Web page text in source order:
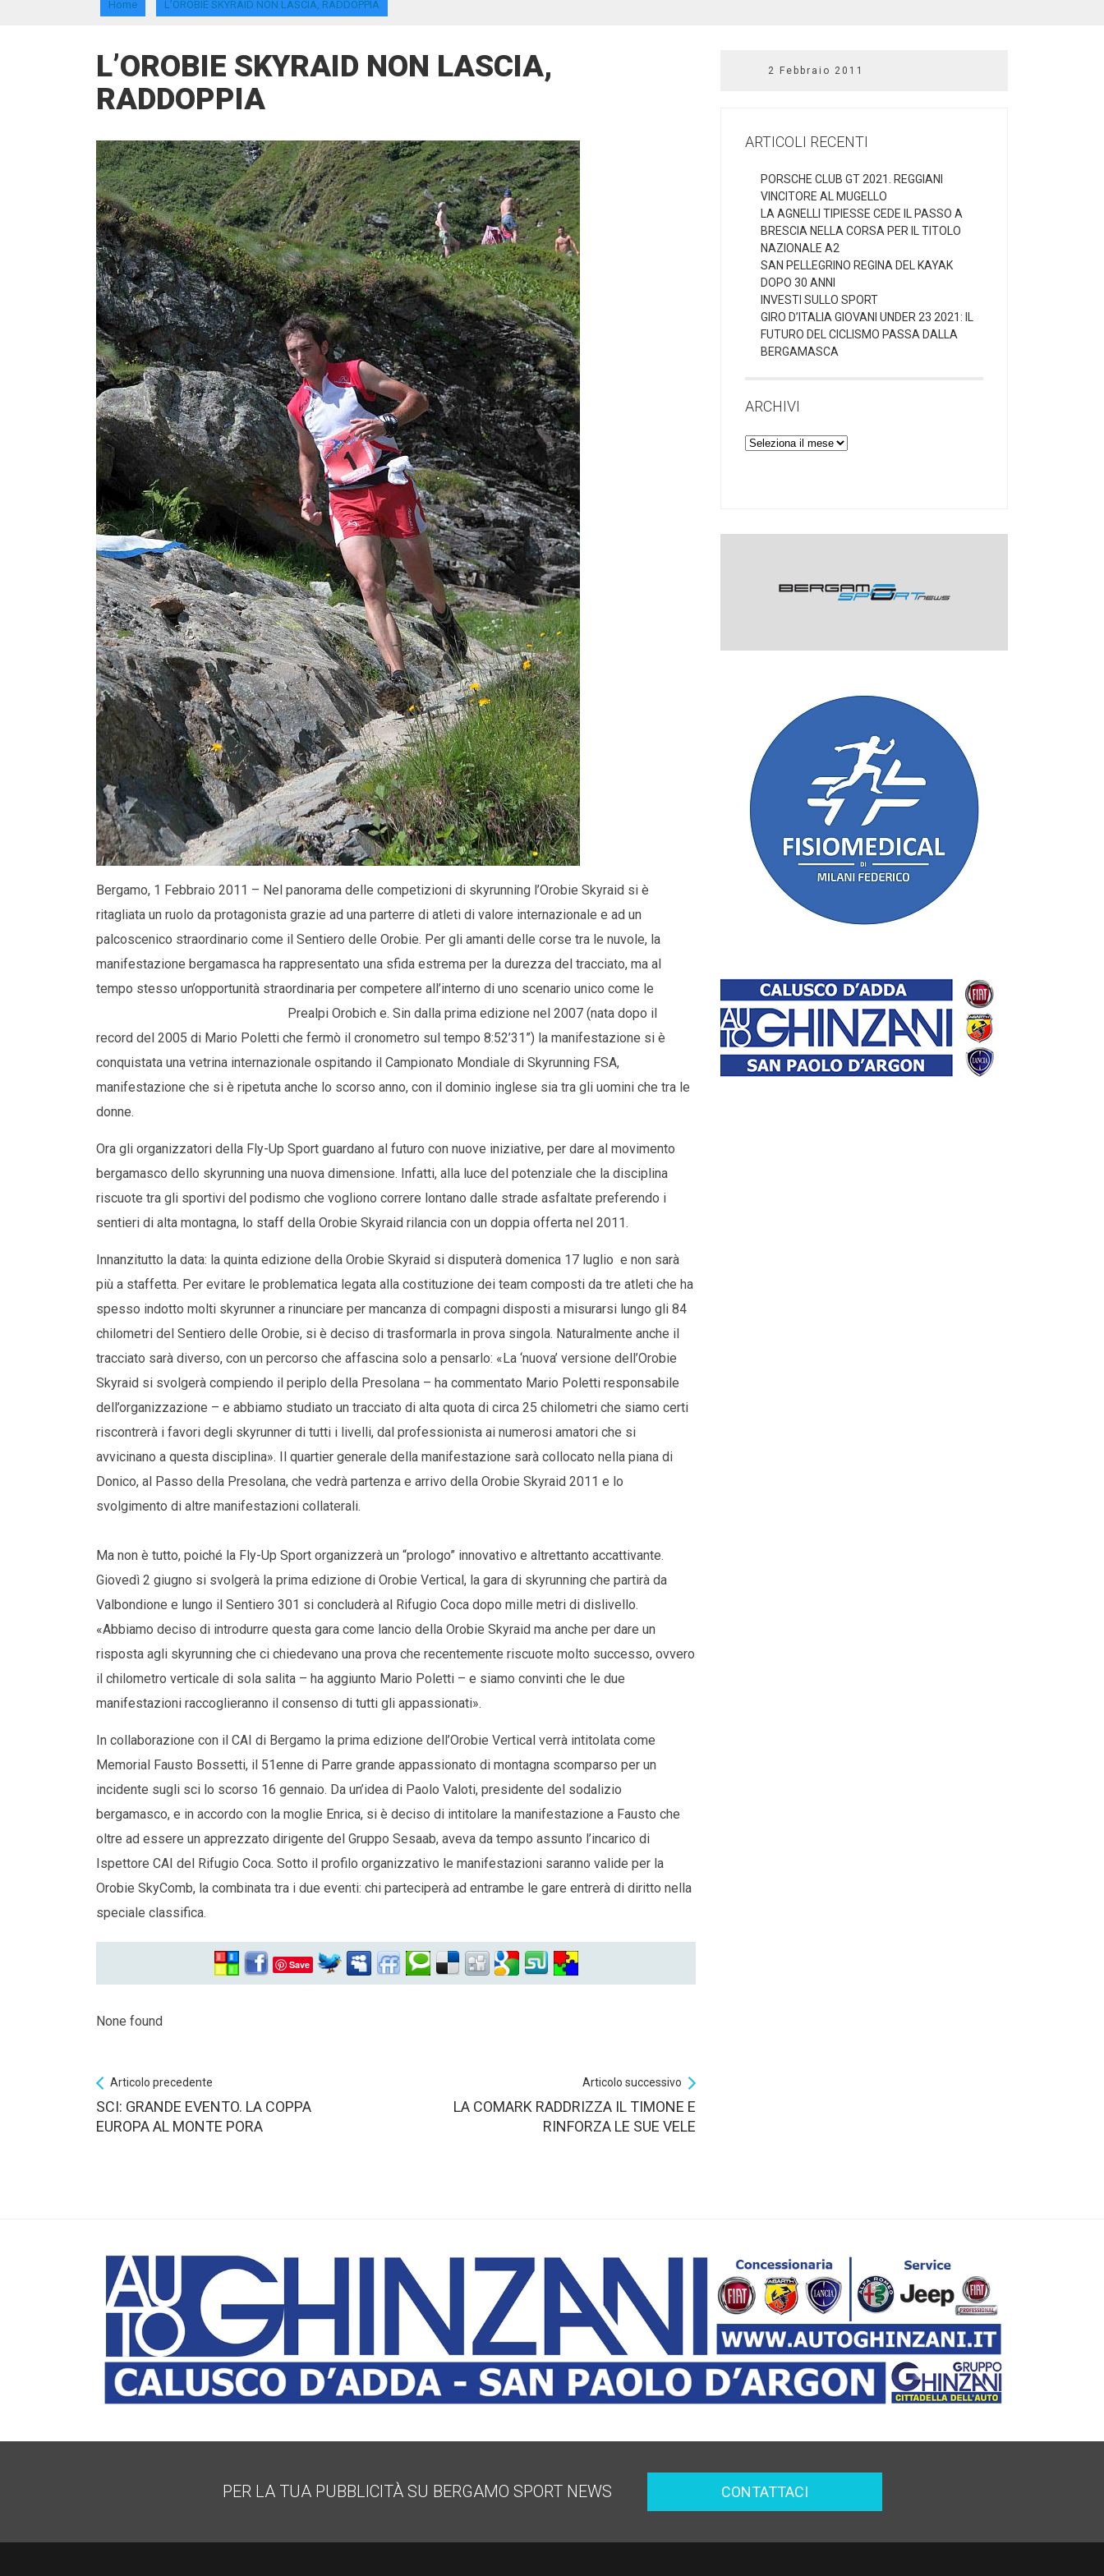
Home L’OROBIE SKYRAID NON LASCIA, RADDOPPIA
L’OROBIE SKYRAID NON LASCIA,
RADDOPPIA
Bergamo, 1 Febbraio 2011 – Nel panorama delle competizioni di skyrunning l’Orobie Skyraid si è
ritagliata un ruolo da protagonista grazie ad una parterre di atleti di valore internazionale e ad un
palcoscenico straordinario come il Sentiero delle Orobie. Per gli amanti delle corse tra le nuvole, la
manifestazione bergamasca ha rappresentato una sfida estrema per la durezza del tracciato, ma al
tempo stesso un’opportunità straordinaria per competere all’interno di uno scenario unico come le
Prealpi Orobich e. Sin dalla prima edizione nel 2007 (nata dopo il
record del 2005 di Mario Poletti che fermò il cronometro sul tempo 8:52’31”) la manifestazione si è
conquistata una vetrina internazionale ospitando il Campionato Mondiale di Skyrunning FSA,
manifestazione che si è ripetuta anche lo scorso anno, con il dominio inglese sia tra gli uomini che tra le
donne.
Ora gli organizzatori della Fly-Up Sport guardano al futuro con nuove iniziative, per dare al movimento
bergamasco dello skyrunning una nuova dimensione. Infatti, alla luce del potenziale che la disciplina
riscuote tra gli sportivi del podismo che vogliono correre lontano dalle strade asfaltate preferendo i
sentieri di alta montagna, lo staff della Orobie Skyraid rilancia con un doppia offerta nel 2011.
Innanzitutto la data: la quinta edizione della Orobie Skyraid si disputerà domenica 17 luglio e non sarà
più a staffetta. Per evitare le problematica legata alla costituzione dei team composti da tre atleti che ha
spesso indotto molti skyrunner a rinunciare per mancanza di compagni disposti a misurarsi lungo gli 84
chilometri del Sentiero delle Orobie, si è deciso di trasformarla in prova singola. Naturalmente anche il
tracciato sarà diverso, con un percorso che affascina solo a pensarlo: «La ‘nuova’ versione dell’Orobie
Skyraid si svolgerà compiendo il periplo della Presolana – ha commentato Mario Poletti responsabile
dell’organizzazione – e abbiamo studiato un tracciato di alta quota di circa 25 chilometri che siamo certi
riscontrerà i favori degli skyrunner di tutti i livelli, dal professionista ai numerosi amatori che si
avvicinano a questa disciplina». Il quartier generale della manifestazione sarà collocato nella piana di
Donico, al Passo della Presolana, che vedrà partenza e arrivo della Orobie Skyraid 2011 e lo
svolgimento di altre manifestazioni collaterali.
Ma non è tutto, poiché la Fly-Up Sport organizzerà un “prologo” innovativo e altrettanto accattivante.
Giovedì 2 giugno si svolgerà la prima edizione di Orobie Vertical, la gara di skyrunning che partirà da
Valbondione e lungo il Sentiero 301 si concluderà al Rifugio Coca dopo mille metri di dislivello.
«Abbiamo deciso di introdurre questa gara come lancio della Orobie Skyraid ma anche per dare un
risposta agli skyrunning che ci chiedevano una prova che recentemente riscuote molto successo, ovvero
il chilometro verticale di sola salita – ha aggiunto Mario Poletti – e siamo convinti che le due
manifestazioni raccoglieranno il consenso di tutti gli appassionati».
In collaborazione con il CAI di Bergamo la prima edizione dell’Orobie Vertical verrà intitolata come
Memorial Fausto Bossetti, il 51enne di Parre grande appassionato di montagna scomparso per un
incidente sugli sci lo scorso 16 gennaio. Da un’idea di Paolo Valoti, presidente del sodalizio
bergamasco, e in accordo con la moglie Enrica, si è deciso di intitolare la manifestazione a Fausto che
oltre ad essere un apprezzato dirigente del Gruppo Sesaab, aveva da tempo assunto l’incarico di
Ispettore CAI del Rifugio Coca. Sotto il profilo organizzativo le manifestazioni saranno valide per la
Orobie SkyComb, la combinata tra i due eventi: chi parteciperà ad entrambe le gare entrerà di diritto nella
speciale classifica.
Save
None found
Articolo precedente
SCI: GRANDE EVENTO. LA COPPA
EUROPA AL MONTE PORA
Articolo successivo
LA COMARK RADDRIZZA IL TIMONE E
RINFORZA LE SUE VELE
2 Febbraio 2011
ARTICOLI RECENTI
PORSCHE CLUB GT 2021. REGGIANI
VINCITORE AL MUGELLO
LA AGNELLI TIPIESSE CEDE IL PASSO A
BRESCIA NELLA CORSA PER IL TITOLO
NAZIONALE A2
SAN PELLEGRINO REGINA DEL KAYAK
DOPO 30 ANNI
INVESTI SULLO SPORT
GIRO D’ITALIA GIOVANI UNDER 23 2021: IL
FUTURO DEL CICLISMO PASSA DALLA
BERGAMASCA
ARCHIVI
Archivi
PER LA TUA PUBBLICITÀ SU BERGAMO SPORT NEWS CONTATTACI